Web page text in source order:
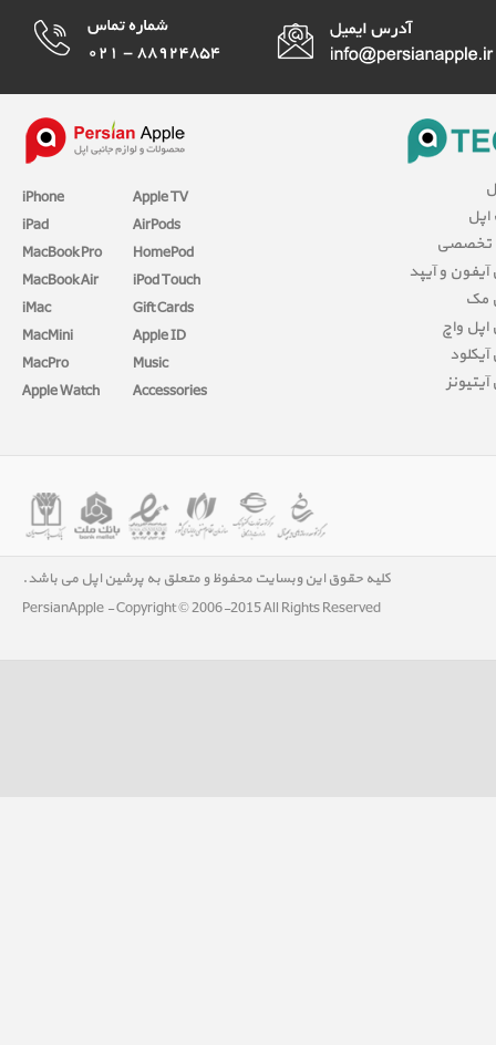
iPhone
iPad
MacBook Pro
MacBook Air
iMac
MacMini
MacPro
Apple Watch
Apple TV
AirPods
HomePod
iPod Touch
Gift Cards
Apple ID
Music
Accessories
اپل
تخصصی
و آیپد
مک
واچ
کلیه حقوق این وبسایت محفوظ و متعلق به پرشین اپل می باشد.
PersianApple - Copyright © 2006-2015 All Rights Reserved